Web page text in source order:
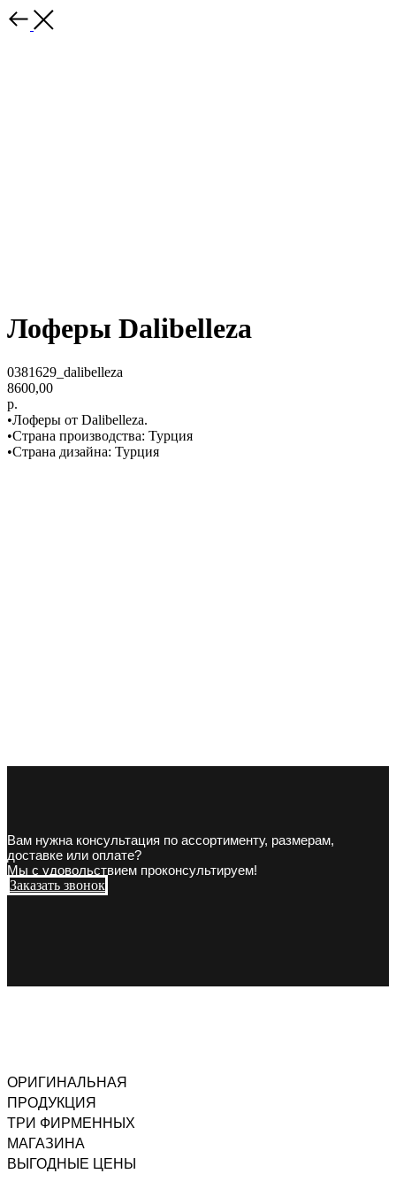
Лоферы Dalibelleza
0381629_dalibelleza
8600,00
р.
•Лоферы от Dalibelleza.
•Страна производства: Турция
•Страна дизайна: Турция
ОРИГИНАЛЬНАЯ
ПРОДУКЦИЯ
ТРИ ФИРМЕННЫХ
МАГАЗИНА
ВЫГОДНЫЕ ЦЕНЫ
Вам нужна консультация по ассортименту, размерам,
доставке или оплате?
Мы с удовольствием проконсультируем!
Заказать звонок